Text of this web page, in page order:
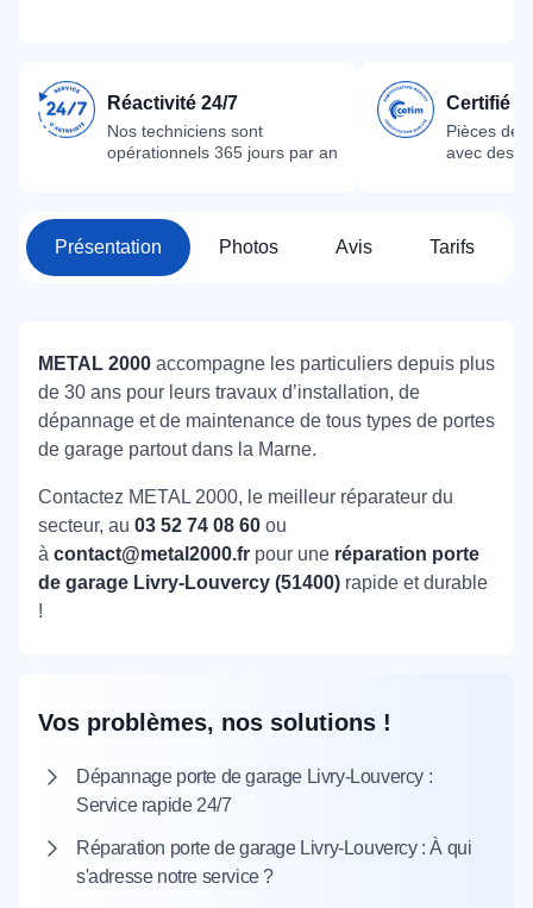
Réactivité 24/7
Nos techniciens sont
opérationnels 365 jours par an
Certifié
Pièces
avec des
Présentation Photos Avis Tarifs
METAL 2000 accompagne les particuliers depuis plus
de 30 ans pour leurs travaux d’installation, de
dépannage et de maintenance de tous types de portes
de garage partout dans la Marne.
Contactez METAL 2000, le meilleur réparateur du
secteur, au 03 52 74 08 60 ou
à contact@metal2000.fr pour une réparation porte
de garage Livry-Louvercy (51400) rapide et durable
!
Vos problèmes, nos solutions !
Dépannage porte de garage Livry-Louvercy :
Service rapide 24/7
Réparation porte de garage Livry-Louvercy : À qui
s'adresse notre service ?